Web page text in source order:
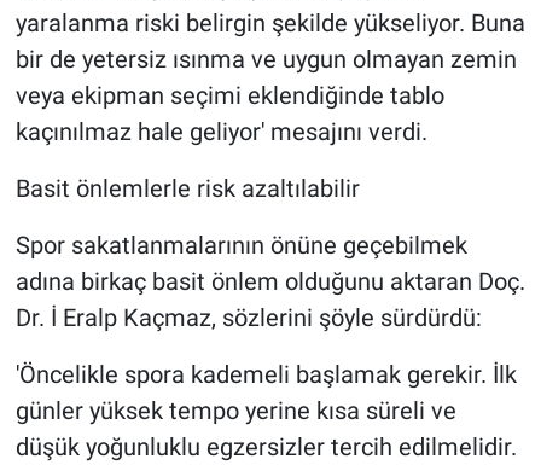
yaralanma riski belirgin şekilde yükseliyor. Buna
bir de yetersiz ısınma ve uygun olmayan zemin
veya ekipman seçimi eklendiğinde tablo
kaçınılmaz hale geliyor' mesajını verdi.
Basit önlemlerle risk azaltılabilir
Spor sakatlanmalarının önüne geçebilmek
adına birkaç basit önlem olduğunu aktaran Doç.
Dr. İ Eralp Kaçmaz, sözlerini şöyle sürdürdü:
'Öncelikle spora kademeli başlamak gerekir. İlk
günler yüksek tempo yerine kısa süreli ve
düşük yoğunluklu egzersizler tercih edilmelidir.